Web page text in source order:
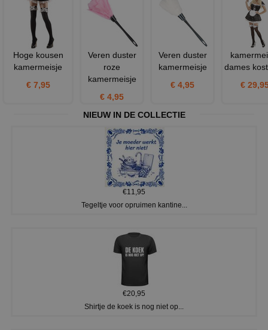
Hoge kousen
kamermeisje
€ 7,95
Veren duster
roze
kamermeisje
€ 4,95
Veren duster
kamermeisje
€ 4,95
dames
€
NIEUW IN DE COLLECTIE
€11,95
Tegeltje voor opruimen kantine...
€20,95
Shirtje de koek is nog niet op...